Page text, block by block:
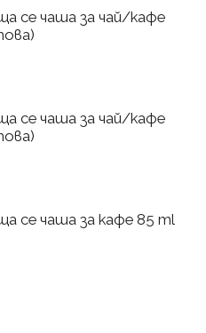
се чаша за чай/кафе
се чаша за чай/кафе
се чаша за кафе 85 ml